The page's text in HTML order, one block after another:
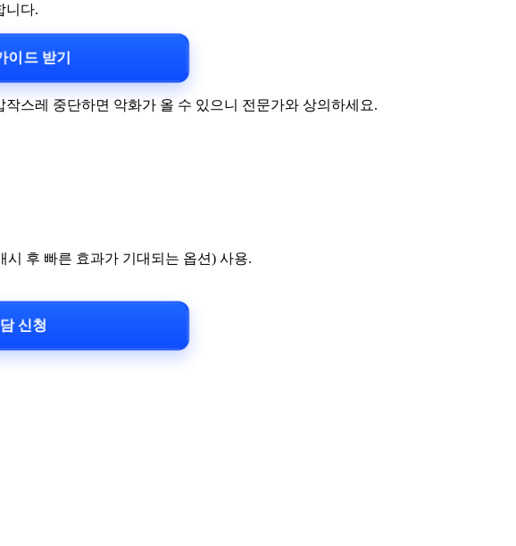
니다.
이드 받기
스레 중단하면 악화가 올 수 있으니 전문가와 상의하세요.
후 빠른 효과가 기대되는 옵션) 사용.
신청